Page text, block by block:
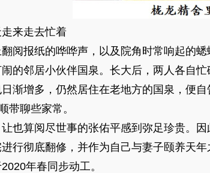
来走去忙着
阅报纸的哗哗声，以及院角时常响起的蟋
邻居小伙伴国泉。长大后，两人各自忙
渐增多，仍然居住在老地方的国泉，便
带聊些家常。
算阅尽世事的张佑平感到弥足珍贵。因
行彻底翻修，并作为自己与妻子颐养天
年春同步动工。